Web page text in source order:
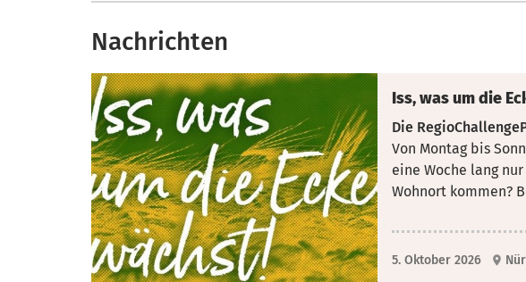
Nachrichten
Iss, was um die
Die
Von Montag bis
eine Woche lang
Wohnort kommen?
5. Oktober 2026